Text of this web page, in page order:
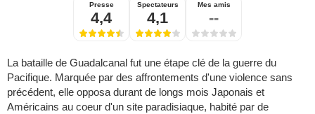
Presse
4,4
Spectateurs
4,1
Mes amis
--
La bataille de Guadalcanal fut une étape clé de la guerre du
Pacifique. Marquée par des affrontements d'une violence sans
précédent, elle opposa durant de longs mois Japonais et
Américains au coeur d'un site paradisiaque, habité par de